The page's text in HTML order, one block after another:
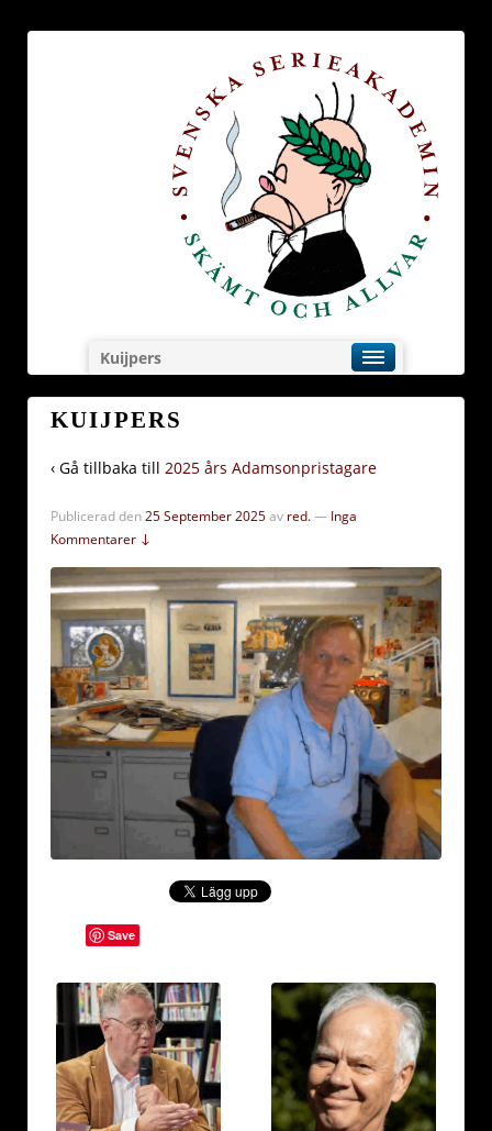
Kuijpers
KUIJPERS
‹ Gå tillbaka till 2025 års Adamsonpristagare
Publicerad den25 September 2025av red.— Inga
Kommentarer ↓
Save